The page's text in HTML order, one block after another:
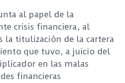
al papel de la
crisis financiera, al
la titulización de la cartera
que tuvo, a juicio del
en las malas
financieras